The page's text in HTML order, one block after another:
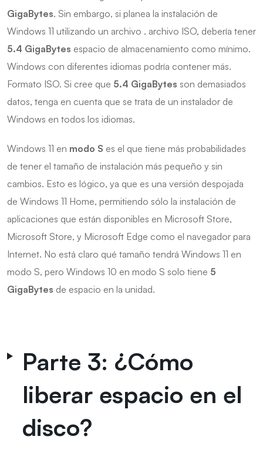
GigaBytes. Sin embargo, si planea la instalación de
Windows 11 utilizando un archivo . archivo ISO, debería tener
5.4 GigaBytes espacio de almacenamiento como mínimo.
Windows con diferentes idiomas podría contener más.
Formato ISO. Si cree que 5.4 GigaBytes son demasiados
datos, tenga en cuenta que se trata de un instalador de
Windows en todos los idiomas.
Windows 11 en modo S es el que tiene más probabilidades
de tener el tamaño de instalación más pequeño y sin
cambios. Esto es lógico, ya que es una versión despojada
de Windows 11 Home, permitiendo sólo la instalación de
aplicaciones que están disponibles en Microsoft Store,
Microsoft Store, y Microsoft Edge como el navegador para
Internet. No está claro qué tamaño tendrá Windows 11 en
modo S, pero Windows 10 en modo S solo tiene 5
GigaBytes de espacio en la unidad.
Parte 3: ¿Cómo
liberar espacio en el
disco?